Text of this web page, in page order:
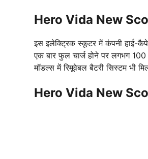
Hero Vida New
इस इलेक्ट्रिक स्कूटर में कंपनी हाई-
एक बार फुल चार्ज होने पर लगभग
मॉडल्स में रिमूवेबल बैटरी सिस्टम भी
Hero Vida New